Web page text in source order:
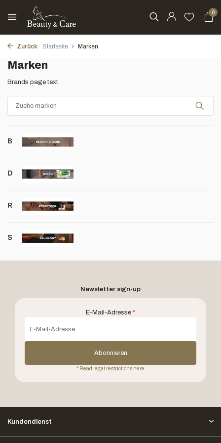
0
Zurück Startseite Marken
Marken
Brands page text
B
D
R
S
Newsletter sign-up
E-Mail-Adresse *
Abonnieren
* Read legal restrictions here
Kundendienst